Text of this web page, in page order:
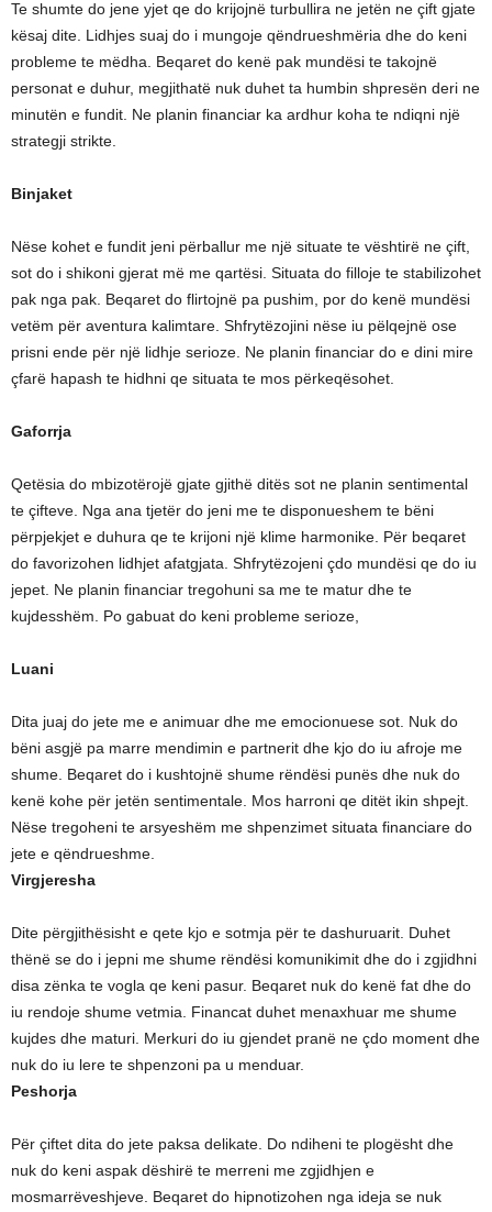
Te shumte do jene yjet qe do krijojnë turbullira ne jetën ne çift gjate
kësaj dite. Lidhjes suaj do i mungoje qëndrueshmëria dhe do keni
probleme te mëdha. Beqaret do kenë pak mundësi te takojnë
personat e duhur, megjithatë nuk duhet ta humbin shpresën deri ne
minutën e fundit. Ne planin financiar ka ardhur koha te ndiqni një
strategji strikte.
Binjaket
Nëse kohet e fundit jeni përballur me një situate te vështirë ne çift,
sot do i shikoni gjerat më me qartësi. Situata do filloje te stabilizohet
pak nga pak. Beqaret do flirtojnë pa pushim, por do kenë mundësi
vetëm për aventura kalimtare. Shfrytëzojini nëse iu pëlqejnë ose
prisni ende për një lidhje serioze. Ne planin financiar do e dini mire
çfarë hapash te hidhni qe situata te mos përkeqësohet.
Gaforrja
Qetësia do mbizotërojë gjate gjithë ditës sot ne planin sentimental
te çifteve. Nga ana tjetër do jeni me te disponueshem te bëni
përpjekjet e duhura qe te krijoni një klime harmonike. Për beqaret
do favorizohen lidhjet afatgjata. Shfrytëzojeni çdo mundësi qe do iu
jepet. Ne planin financiar tregohuni sa me te matur dhe te
kujdesshëm. Po gabuat do keni probleme serioze,
Luani
Dita juaj do jete me e animuar dhe me emocionuese sot. Nuk do
bëni asgjë pa marre mendimin e partnerit dhe kjo do iu afroje me
shume. Beqaret do i kushtojnë shume rëndësi punës dhe nuk do
kenë kohe për jetën sentimentale. Mos harroni qe ditët ikin shpejt.
Nëse tregoheni te arsyeshëm me shpenzimet situata financiare do
jete e qëndrueshme.
Virgjeresha
Dite përgjithësisht e qete kjo e sotmja për te dashuruarit. Duhet
thënë se do i jepni me shume rëndësi komunikimit dhe do i zgjidhni
disa zënka te vogla qe keni pasur. Beqaret nuk do kenë fat dhe do
iu rendoje shume vetmia. Financat duhet menaxhuar me shume
kujdes dhe maturi. Merkuri do iu gjendet pranë ne çdo moment dhe
nuk do iu lere te shpenzoni pa u menduar.
Peshorja
Për çiftet dita do jete paksa delikate. Do ndiheni te plogësht dhe
nuk do keni aspak dëshirë te merreni me zgjidhjen e
mosmarrëveshjeve. Beqaret do hipnotizohen nga ideja se nuk